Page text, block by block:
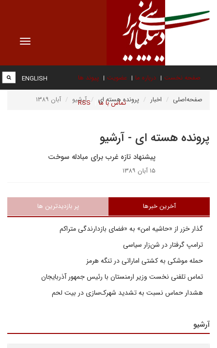
Toggle
صفحه نخست درباره ما عضویت پیوند ها
تماس با ما RSS
ENGLISH
صفحه‌اصلی اخبار پرونده هسته ای آرشیو آبان ۱۳۸۹
پرونده هسته ای - آرشیو
پيشنهاد تازه غرب براى مبادله سوخت
۱۵ آبان ۱۳۸۹
آخرین خبرها پر بازدیدترین ها
گذار خزر از «حاشیه امن» به «فضای بازدارندگی متراکم
ترامپ گرفتار در شن‌زار سیاسی
حمله موشکی به کشتی اماراتی در تنگه هرمز
تماس تلفنی نخست وزیر ارمنستان با رئیس جمهور آذربایجان
هشدار حماس نسبت به تشدید شهرک‌سازی در بیت‌ لحم
آرشیو